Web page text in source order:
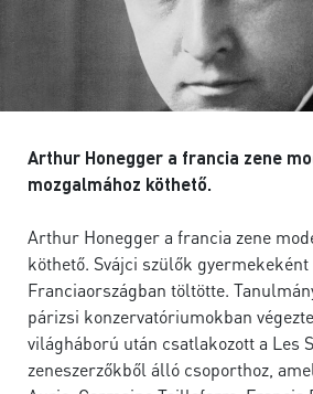
Arthur Honegger a francia zene
mozgalmához köthető.
Arthur Honegger a francia zene
köthető. Svájci szülők
Franciaországban töltötte.
párizsi konzervatóriumokban
világháború után csatlakozott a Les
zeneszerzőkből álló csoporthoz,